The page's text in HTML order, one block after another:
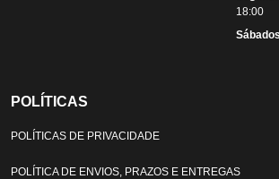
18:00
POLÍTICAS
POLÍTICAS DE PRIVACIDADE
POLÍTICA DE ENVIOS, PRAZOS E ENTREGAS